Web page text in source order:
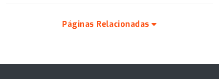
Páginas Relacionadas